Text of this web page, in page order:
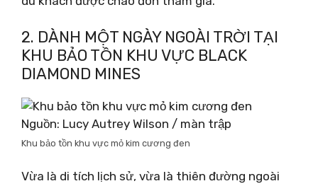
2. DÀNH MỘT NGÀY NGOÀI TRỜI TẠI
KHU BẢO TỒN KHU VỰC BLACK
DIAMOND MINES
Nguồn: Lucy Autrey Wilson / màn trập
Khu bảo tồn khu vực mỏ kim cương đen
Vừa là di tích lịch sử, vừa là thiên đường ngoài